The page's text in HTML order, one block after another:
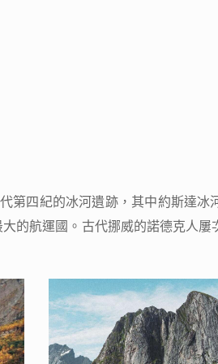
第四紀的冰河遺跡，其中約斯達冰
的航運國。古代挪威的諾德克人屢